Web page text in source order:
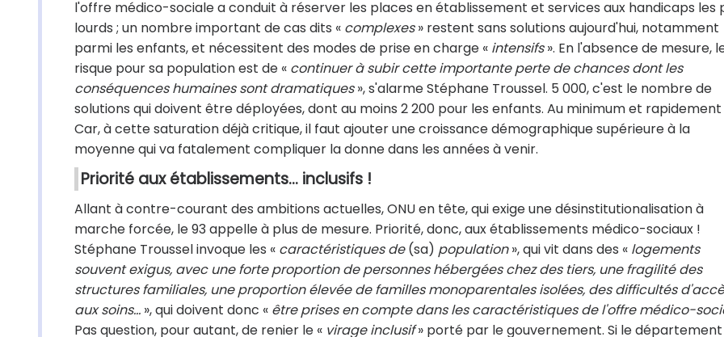
l'offre médico-sociale a conduit à réserver les places en établissement et services aux handicaps les
lourds ; un nombre important de cas dits « complexes» restent sans solutions aujourd'hui, notamment
parmi les enfants, et nécessitent des modes de prise en charge « intensifs». En l'absence de mesure,
risque pour sa population est de « continuer à subir cette importante perte de chances dont les
conséquences humaines sont dramatiques», s'alarme Stéphane Troussel. 5 000, c'est le nombre de
solutions qui doivent être déployées, dont au moins 2 200 pour les enfants. Au minimum et rapidement
Car, à cette saturation déjà critique, il faut ajouter une croissance démographique supérieure à la
moyenne qui va fatalement compliquer la donne dans les années à venir.
Priorité aux établissements... inclusifs !
Allant à contre-courant des ambitions actuelles, ONU en tête, qui exige une désinstitutionalisation à
marche forcée, le 93 appelle à plus de mesure. Priorité, donc, aux établissements médico-sociaux !
Stéphane Troussel invoque les « caractéristiques de(sa) population», qui vit dans des « logements
souvent exigus, avec une forte proportion de personnes hébergées chez des tiers, une fragilité des
structures familiales, une proportion élevée de familles monoparentales isolées, des difficultés
aux soins… », qui doivent donc « être prises en compte dans les caractéristiques de l'offre médico-
Pas question, pour autant, de renier le « virage inclusif» porté par le gouvernement. Si le département